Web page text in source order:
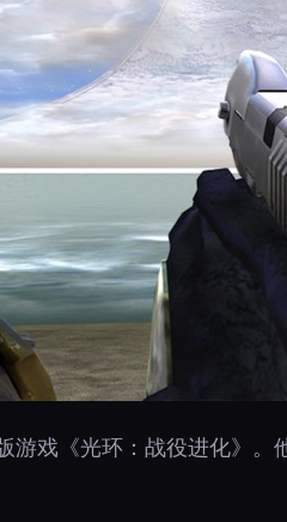
游戏《光环：战役进化》。